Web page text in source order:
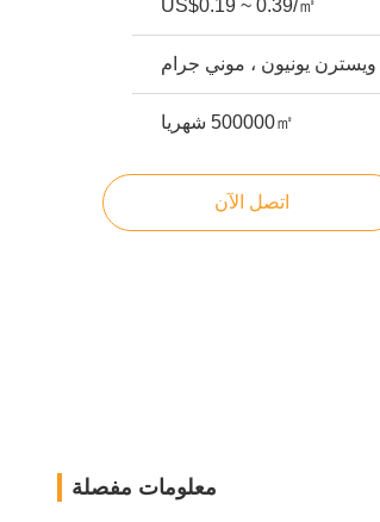
US$0.19 ~ 0.39/㎡
500000㎡ شهريا
اتصل الآن
معلومات مفصلة